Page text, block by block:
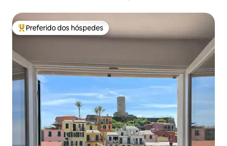
Entre os melhores preferidos dos hóspedes
Preferido dos hóspedes